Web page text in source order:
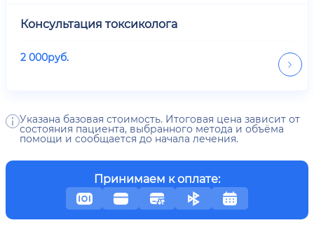
Консультация токсиколога
2 000руб.
Указана базовая стоимость. Итоговая цена зависит от
состояния пациента, выбранного метода и объёма
помощи и сообщается до начала лечения.
Принимаем к оплате: